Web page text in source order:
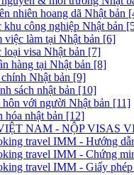
nhiên hoang dã Nhật bản
khu công nghiệp Nhật bản
việc làm tại Nhật bản [6]
loại visa Nhật bản [7]
hàng tại Nhật bản [8]
Nhật bản [9]
sách nhật bản [10]
hôn với người Nhật bản [11]
hóa nhật bản [12]
NAM - NỘP VISAS
travel IMM - Hướng
travel IMM - Chứng
travel IMM - Giấy